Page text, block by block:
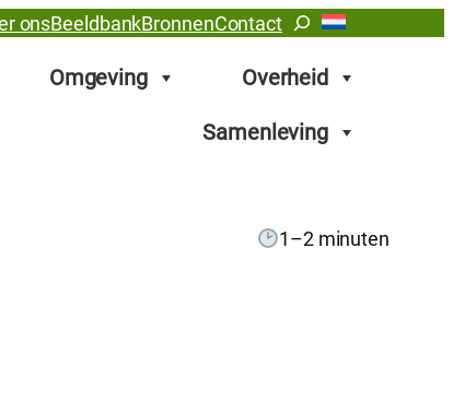
onsBeeldbankBronnenContactZoeken
Omgeving Overheid
Samenleving
1–2 minuten